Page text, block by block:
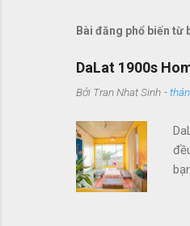
Bài đăng phổ biến từ
DaLat 1900s
Bởi Tran Nhat Sinh -